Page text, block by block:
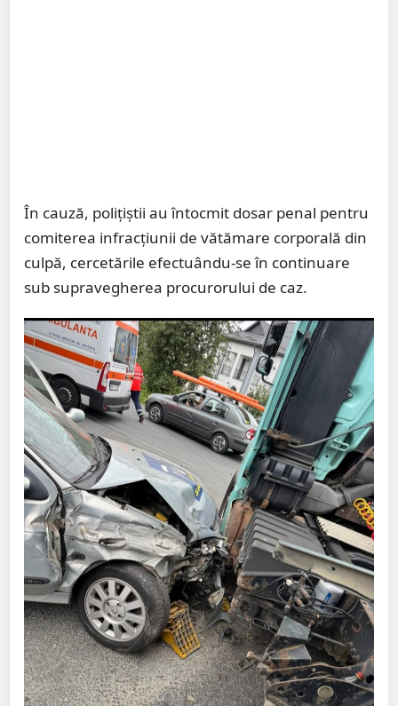
În cauză, polițiștii au întocmit dosar penal pentru
comiterea infracțiunii de vătămare corporală din
culpă, cercetările efectuându-se în continuare
sub supravegherea procurorului de caz.